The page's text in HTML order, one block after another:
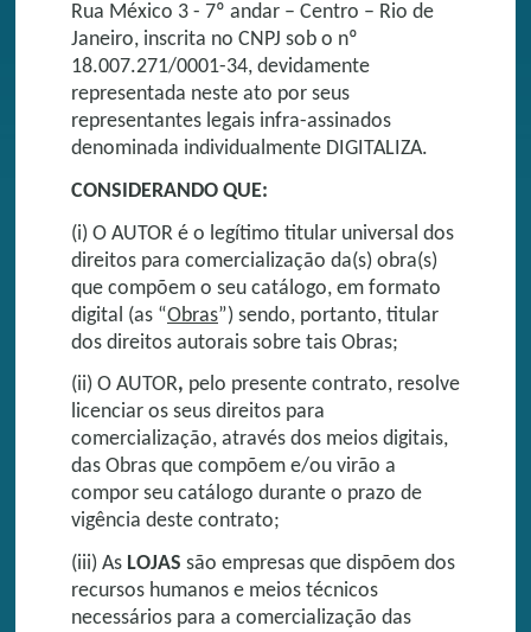
Rua México 3 - 7º andar – Centro – Rio de
Janeiro, inscrita no CNPJ sob o nº
18.007.271/0001-34, devidamente
representada neste ato por seus
representantes legais infra-assinados
denominada individualmente DIGITALIZA.
CONSIDERANDO QUE:
(i) O AUTOR é o legítimo titular universal dos
direitos para comercialização da(s) obra(s)
que compõem o seu catálogo, em formato
digital (as “Obras”) sendo, portanto, titular
dos direitos autorais sobre tais Obras;
(ii) O AUTOR, pelo presente contrato, resolve
licenciar os seus direitos para
comercialização, através dos meios digitais,
das Obras que compõem e/ou virão a
compor seu catálogo durante o prazo de
vigência deste contrato;
(iii) As LOJAS são empresas que dispõem dos
recursos humanos e meios técnicos
necessários para a comercialização das